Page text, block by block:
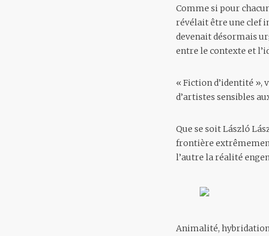
Comme si pour
révélait être une clef
devenait désormais
entre le contexte et
« Fiction d’identité
d’artistes sensibles
Que se soit László
frontière
l’autre la réalité
Animalité,